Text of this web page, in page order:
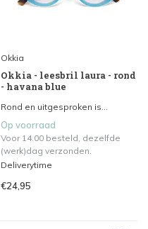
Okkia
Okkia - leesbril laura - rond
- havana blue
Rond en uitgesproken is...
Op voorraad
Voor 14.00 besteld, dezelfde
(werk)dag verzonden.
Deliverytime
€24,95